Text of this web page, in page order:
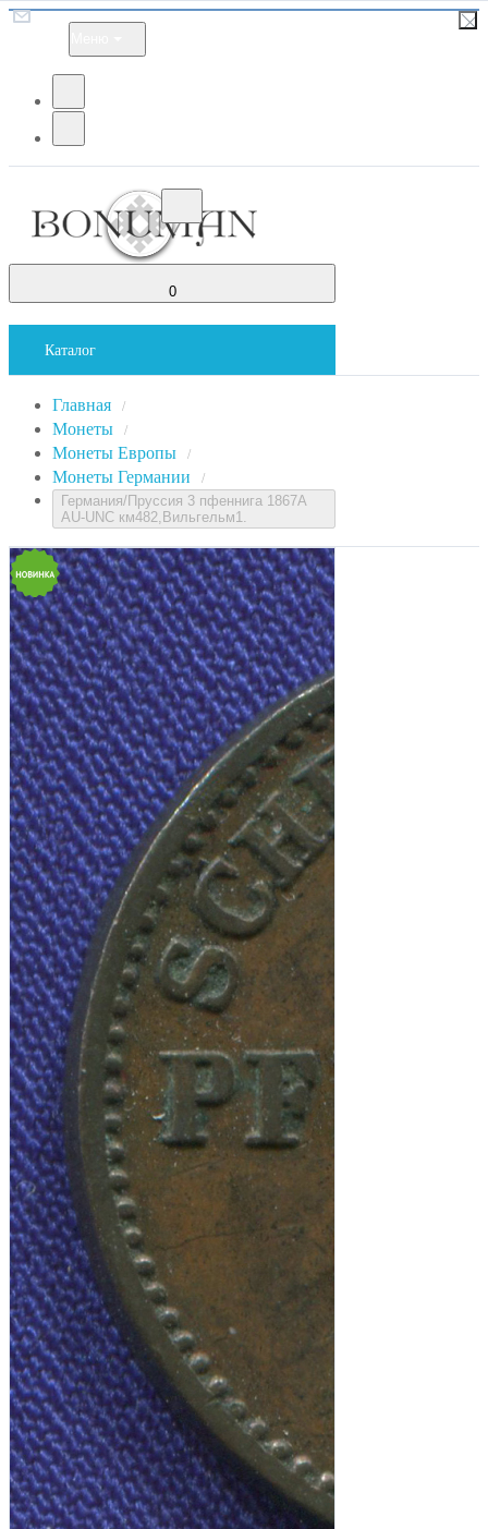
0
Каталог
Главная /
Монеты /
Монеты Европы /
Монеты Германии /
Германия/Пруссия 3 пфеннига 1867А
AU-UNC км482,Вильгельм1.